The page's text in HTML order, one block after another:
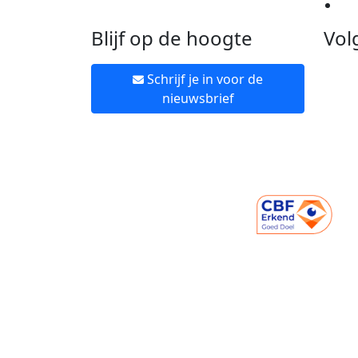
Blijf op de hoogte
Schrijf je in voor de
nieuwsbrief